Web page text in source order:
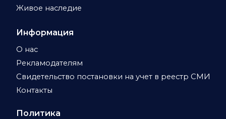
Живое наследие
Информация
О нас
Рекламодателям
Свидетельство постановки на учет в реестр СМИ
Контакты
Политика